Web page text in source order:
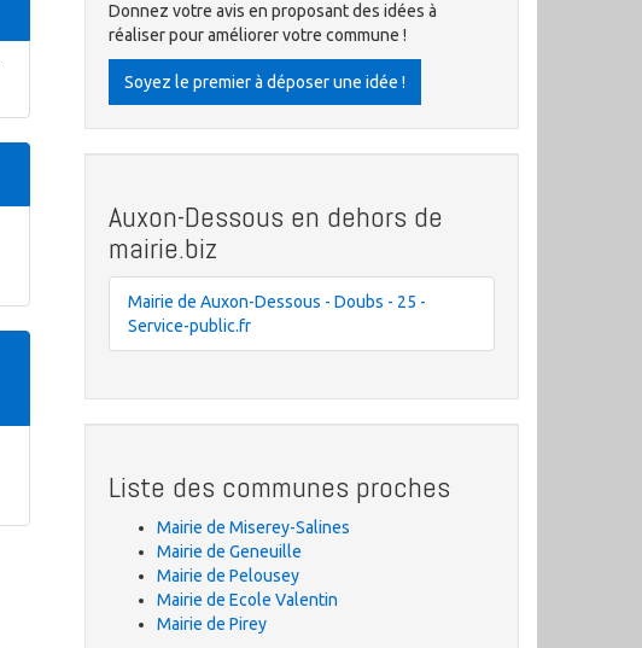
Donnez votre avis en proposant des idées à
réaliser pour améliorer votre commune !
Soyez le premier à déposer une idée !
Auxon-Dessous en dehors de
mairie.biz
Mairie de Auxon-Dessous - Doubs - 25 -
Service-public.fr
Liste des communes proches
Mairie de Miserey-Salines
Mairie de Geneuille
Mairie de Pelousey
Mairie de Ecole Valentin
Mairie de Pirey